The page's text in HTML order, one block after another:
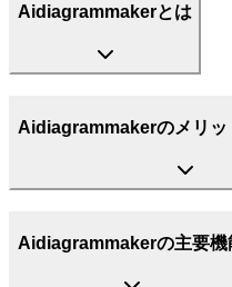
Aidiagrammakerとは
Aidiagrammakerのメリッ
Aidiagrammakerの主要機